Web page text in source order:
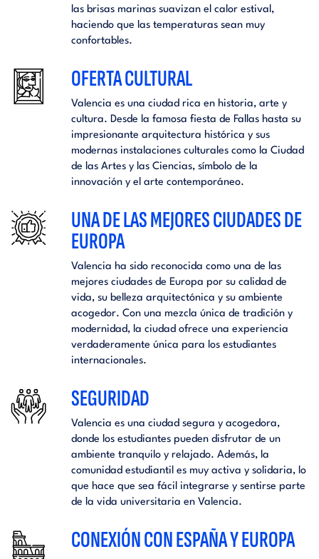
las brisas marinas suavizan el calor estival,
haciendo que las temperaturas sean muy
confortables.
OFERTA CULTURAL
Valencia es una ciudad rica en historia, arte y
cultura. Desde la famosa fiesta de Fallas hasta su
impresionante arquitectura histórica y sus
modernas instalaciones culturales como la Ciudad
de las Artes y las Ciencias, símbolo de la
innovación y el arte contemporáneo.
UNA DE LAS MEJORES CIUDADES DE
EUROPA
Valencia ha sido reconocida como una de las
mejores ciudades de Europa por su calidad de
vida, su belleza arquitectónica y su ambiente
acogedor. Con una mezcla única de tradición y
modernidad, la ciudad ofrece una experiencia
verdaderamente única para los estudiantes
internacionales.
SEGURIDAD
Valencia es una ciudad segura y acogedora,
donde los estudiantes pueden disfrutar de un
ambiente tranquilo y relajado. Además, la
comunidad estudiantil es muy activa y solidaria, lo
que hace que sea fácil integrarse y sentirse parte
de la vida universitaria en Valencia.
CONEXIÓN CON ESPAÑA Y EUROPA